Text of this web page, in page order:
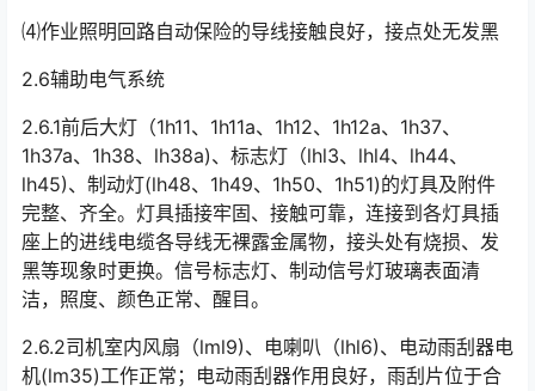
⑷作业照明回路自动保险的导线接触良好，接点处无发黑
2.6辅助电气系统
2.6.1前后大灯（1h11、1h11a、1h12、1h12a、1h37、
1h37a、1h38、lh38a)、标志灯（lhl3、lhl4、lh44、
lh45)、制动灯(lh48、1h49、1h50、1h51)的灯具及附件
完整、齐全。灯具插接牢固、接触可靠，连接到各灯具插
座上的进线电缆各导线无裸露金属物，接头处有烧损、发
黑等现象时更换。信号标志灯、制动信号灯玻璃表面清
洁，照度、颜色正常、醒目。󠅅󠅃󠄵󠅂󠄪󠇖󠆨󠆨󠇕󠆞󠆒󠅬󠇘󠆭󠆘󠇙󠆝󠅵󠇗󠆭󠆁󠄐󠇗󠅹󠅸󠇖󠆍󠅳󠇖󠅹󠅰󠇖󠆌󠅹
2.6.2司机室内风扇（lml9)、电喇叭（lhl6)、电动雨刮器电
机(lm35)工作正常；电动雨刮器作用良好，雨刮片位于合